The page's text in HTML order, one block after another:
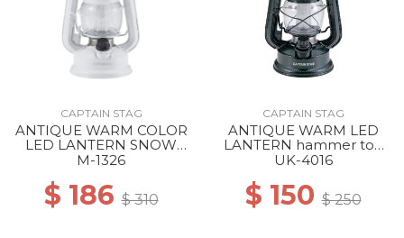
CAPTAIN STAG
ANTIQUE WARM COLOR
LED LANTERN SNOW
WHITE
M-1326
$ 186$ 310
CAPTAIN STAG
ANTIQUE WARM LED
LANTERN hammer ton
black
UK-4016
$ 150$ 250